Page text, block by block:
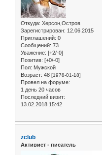
Откуда: Херсон,Остров
Зарегистрирован: 12.06.2015
Приглашений: 0
Сообщений: 73
Уважение: [+2/-0]
Позитив: [+0/-0]
Пол: Мужской
Возраст: 48 [1978-01-18]
Провел на форуме:
1 день 20 часов
Последний визит:
13.02.2018 15:42
zclub
Активист - писатель